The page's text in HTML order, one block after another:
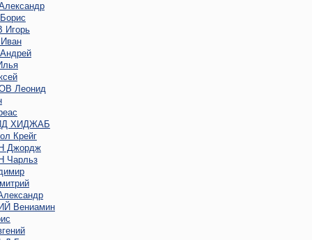
Леонид
ХИДЖАБ
Крейг
Джордж
Чарльз
Вениамин